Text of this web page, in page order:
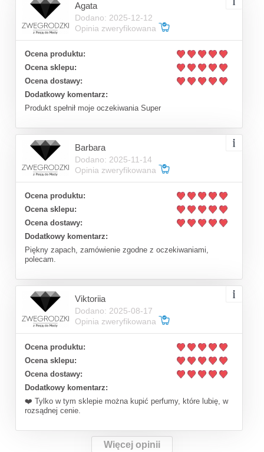
Agata
Dodano: 2025-12-12
Opinia zweryfikowana
Ocena produktu:
Ocena sklepu:
Ocena dostawy:
Dodatkowy komentarz:
Produkt spełnił moje oczekiwania Super
Barbara
Dodano: 2025-11-14
Opinia zweryfikowana
Ocena produktu:
Ocena sklepu:
Ocena dostawy:
Dodatkowy komentarz:
Piękny zapach, zamówienie zgodne z oczekiwaniami,
polecam.
Viktoriia
Dodano: 2025-08-17
Opinia zweryfikowana
Ocena produktu:
Ocena sklepu:
Ocena dostawy:
Dodatkowy komentarz:
❤️ Tylko w tym sklepie można kupić perfumy, które lubię, w
rozsądnej cenie.
Więcej opinii